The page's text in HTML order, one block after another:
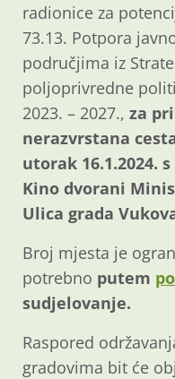
radionice za
73.13. Potpora
područjima iz
poljoprivredne
2023. – 2027., za
nerazvrstana
utorak 16.1.2024.
Kino dvorani
Ulica grada
Broj mjesta je
potrebno putem
sudjelovanje.
Raspored
gradovima bit će